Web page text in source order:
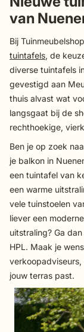
van
Bij
tuintafels, de
diverse tuintafels
gevestigd aan
thuis alvast wat
langsgaat bij de
rechthoekige,
Ben je op zoek
je balkon in
een tuintafel van
een warme
vele tuinstoelen
liever een
uitstraling? Ga
HPL. Maak je
jouw terras past.